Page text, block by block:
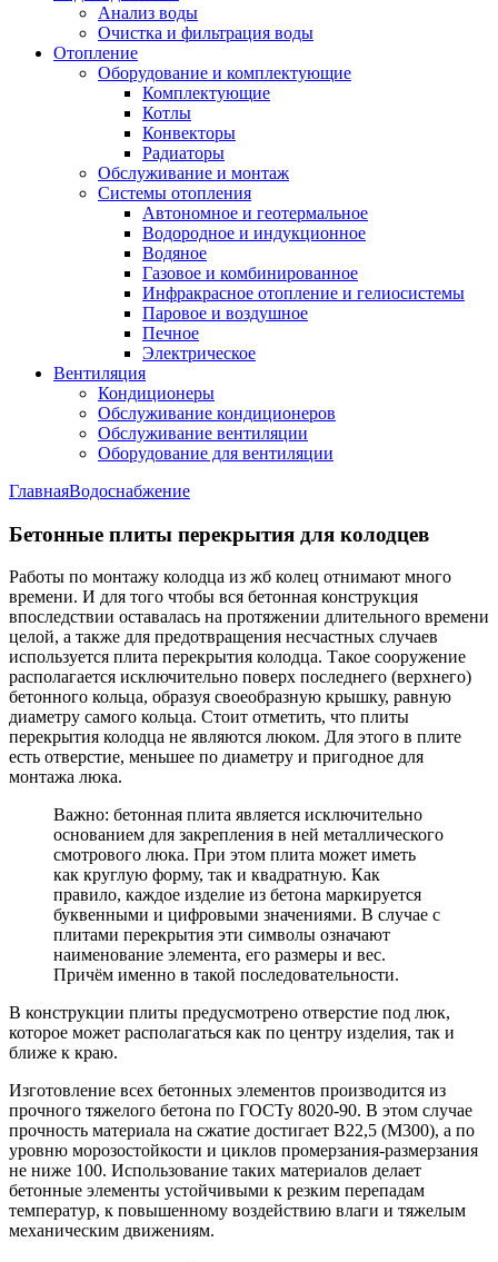
Анализ воды
Очистка и фильтрация воды
Отопление
Оборудование и комплектующие
Комплектующие
Котлы
Конвекторы
Радиаторы
Обслуживание и монтаж
Системы отопления
Автономное и геотермальное
Водородное и индукционное
Водяное
Газовое и комбинированное
Инфракрасное отопление и гелиосистемы
Паровое и воздушное
Печное
Электрическое
Вентиляция
Кондиционеры
Обслуживание кондиционеров
Обслуживание вентиляции
Оборудование для вентиляции
ГлавнаяВодоснабжение
Бетонные плиты перекрытия для колодцев
Работы по монтажу колодца из жб колец отнимают много
времени. И для того чтобы вся бетонная конструкция
впоследствии оставалась на протяжении длительного времени
целой, а также для предотвращения несчастных случаев
используется плита перекрытия колодца. Такое сооружение
располагается исключительно поверх последнего (верхнего)
бетонного кольца, образуя своеобразную крышку, равную
диаметру самого кольца. Стоит отметить, что плиты
перекрытия колодца не являются люком. Для этого в плите
есть отверстие, меньшее по диаметру и пригодное для
монтажа люка.
Важно: бетонная плита является исключительно
основанием для закрепления в ней металлического
смотрового люка. При этом плита может иметь
как круглую форму, так и квадратную. Как
правило, каждое изделие из бетона маркируется
буквенными и цифровыми значениями. В случае с
плитами перекрытия эти символы означают
наименование элемента, его размеры и вес.
Причём именно в такой последовательности.
В конструкции плиты предусмотрено отверстие под люк,
которое может располагаться как по центру изделия, так и
ближе к краю.
Изготовление всех бетонных элементов производится из
прочного тяжелого бетона по ГОСТу 8020-90. В этом случае
прочность материала на сжатие достигает В22,5 (М300), а по
уровню морозостойкости и циклов промерзания-размерзания
не ниже 100. Использование таких материалов делает
бетонные элементы устойчивыми к резким перепадам
температур, к повышенному воздействию влаги и тяжелым
механическим движениям.